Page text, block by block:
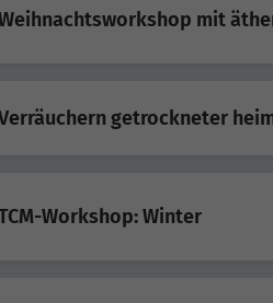
mit
getrockneter
Workshop: Winter